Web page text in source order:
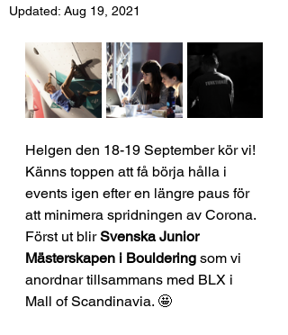
Updated: Aug 19, 2021
Helgen den 18-19 September kör vi!
Känns toppen att få börja hålla i
events igen efter en längre paus för
att minimera spridningen av Corona.
Först ut blir Svenska Junior
Mästerskapen i Bouldering som vi
anordnar tillsammans med BLX i
Mall of Scandinavia. 🤩